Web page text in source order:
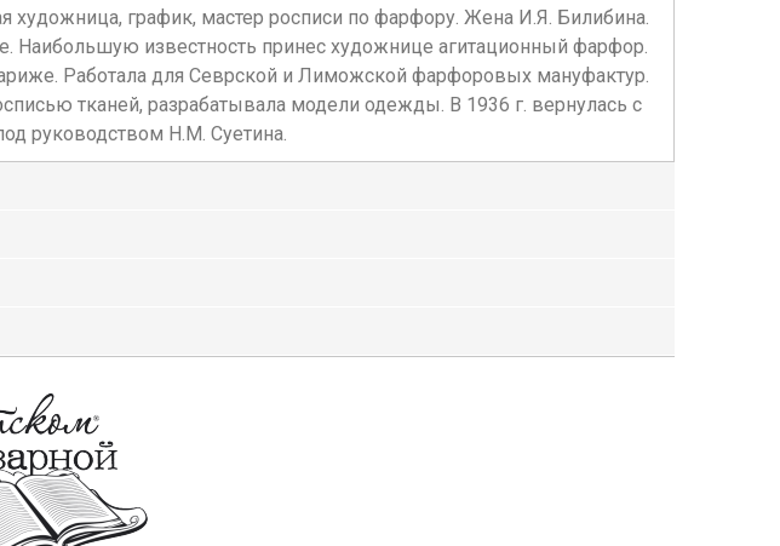
художница, график, мастер росписи по фарфору. Жена И.Я. Билибина.
Наибольшую известность принес художнице агитационный фарфор.
Работала для Севрской и Лиможской фарфоровых мануфактур.
тканей, разрабатывала модели одежды. В 1936 г. вернулась с
руководством Н.М. Суетина.